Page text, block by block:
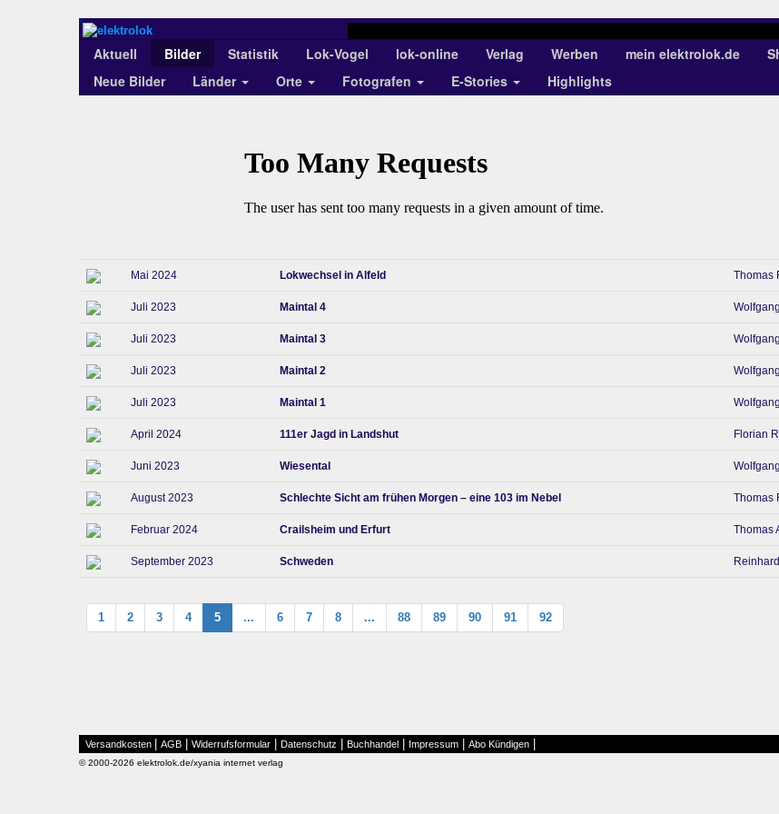
Aktuell Bilder Statistik Lok-Vogel lok-online Verlag Werben mein elektrolok.de
Neue Bilder
Länder Orte Fotografen E-Stories Highlights
Mai 2024 Lokwechsel in Alfeld Thomas
Juli 2023 Maintal 4
Juli 2023 Maintal 3
Juli 2023 Maintal 2
Juli 2023 Maintal 1
April 2024 111er Jagd in Landshut Florian
Juni 2023 Wiesental
August 2023 Schlechte Sicht am frühen Morgen – eine 103 im Nebel Thomas
Februar 2024 Crailsheim und Erfurt Thomas
September 2023 Schweden
1 2 3 4 5 ... 6 7 8 ... 88 89 90 91 92
Versandkosten AGB Widerrufsformular Datenschutz Buchhandel Impressum Abo Kündigen
© 2000-2026 elektrolok.de/xyania internet verlag